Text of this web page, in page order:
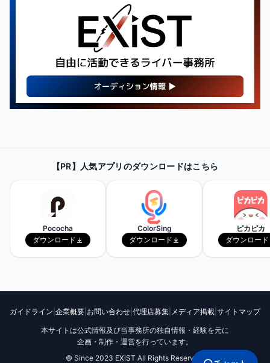
チェックしてみよう！
Amazonで見てみる
【PR】人気アプリのダウンロードはこちら
Pococha
ダウンロード
ColorSing
ダウンロード
ピカピカ
ダウンロード
ガイドライン 企業概要 お問い合わせ 代理店募集 メディア掲載 サイトマップ
本サイトは公式情報及び当事務所の独自情報・経験を元に
企画・制作・運営を行っています。
© Since 2023 EXiST All Rights Reserved.